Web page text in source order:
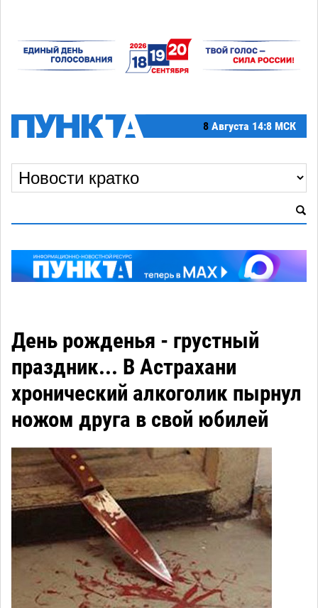
8 Августа 14:8 МСК
День рожденья - грустный
праздник... В Астрахани
хронический алкоголик пырнул
ножом друга в свой юбилей